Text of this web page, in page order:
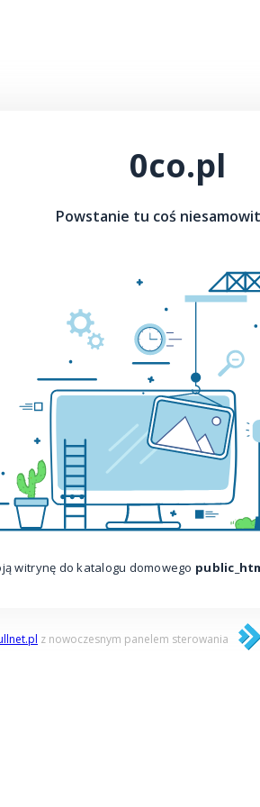
0co.pl
Powstanie tu coś
witrynę do katalogu domowego
z nowoczesnym panelem sterowania